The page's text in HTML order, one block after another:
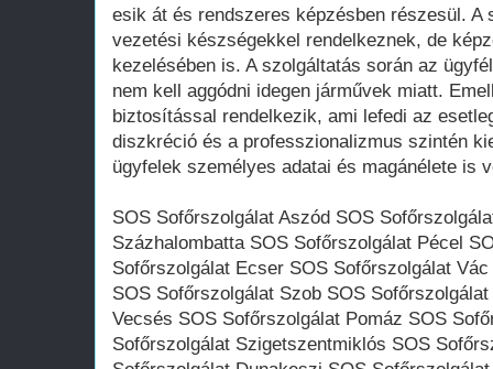
esik át és rendszeres képzésben részesül. A
vezetési készségekkel rendelkeznek, de
kezelésében is. A szolgáltatás során az
nem kell aggódni idegen járművek miatt.
biztosítással rendelkezik, ami lefedi az
diszkréció és a professzionalizmus szintén
ügyfelek személyes adatai és magánélete is
SOS Sofőrszolgálat Aszód SOS
Százhalombatta SOS Sofőrszolgálat Pécel
Sofőrszolgálat Ecser SOS Sofőrszolgálat
SOS Sofőrszolgálat Szob SOS
Vecsés SOS Sofőrszolgálat Pomáz SOS
Sofőrszolgálat Szigetszentmiklós SOS